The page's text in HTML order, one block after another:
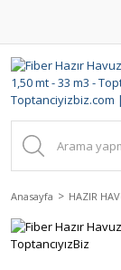
Anasayfa HAZIR